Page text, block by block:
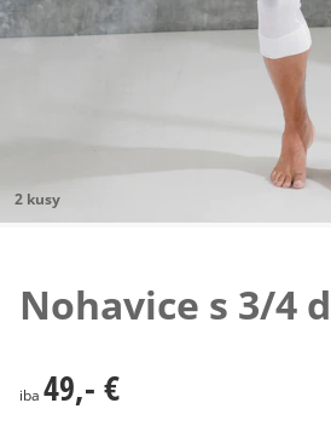
2 kusy
Nohavice s 3/4
49,- €
iba 49,- €